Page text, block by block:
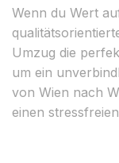
Wenn du Wert
Umzug die
um ein
von Wien nach
einen